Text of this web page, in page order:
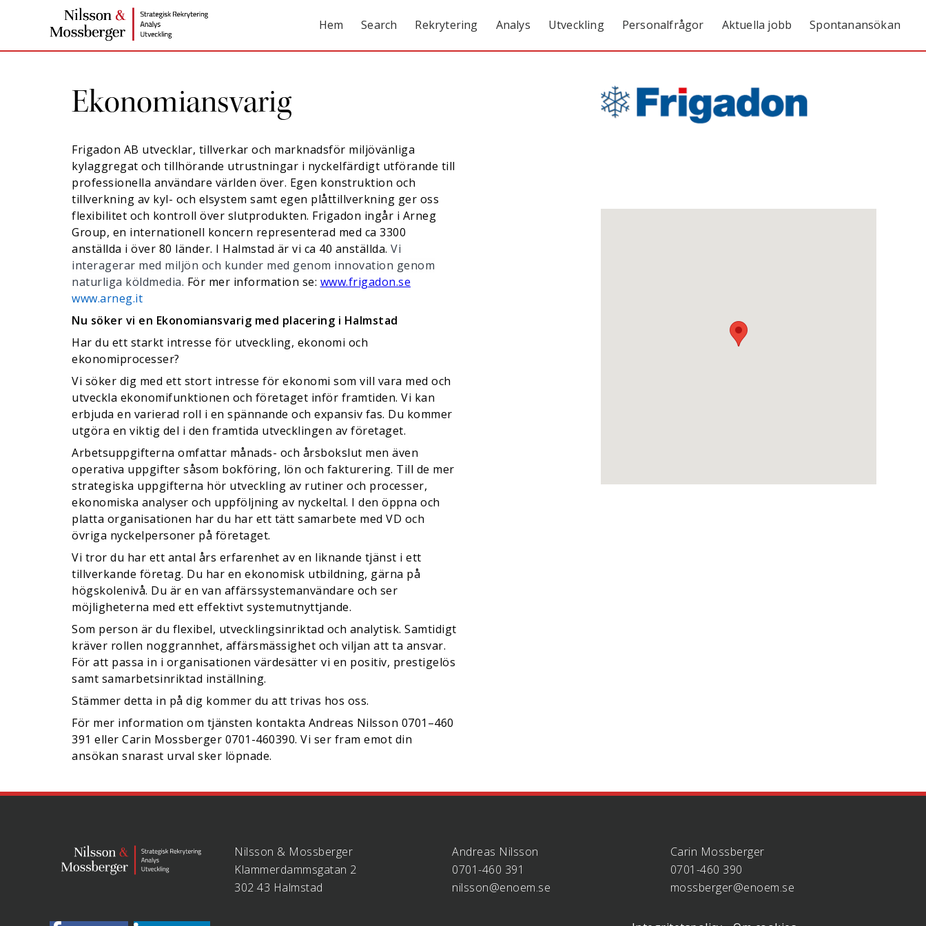
Hem Search Rekrytering Analys Utveckling Personalfrågor Aktuella jobb Spontanansökan
Ekonomiansvarig
Frigadon AB utvecklar, tillverkar och marknadsför miljövänliga
kylaggregat och tillhörande utrustningar i nyckelfärdigt utförande till
professionella användare världen över. Egen konstruktion och
tillverkning av kyl- och elsystem samt egen plåttillverkning ger oss
flexibilitet och kontroll över slutprodukten. Frigadon ingår i Arneg
Group, en internationell koncern representerad med ca 3300
anställda i över 80 länder. I Halmstad är vi ca 40 anställda. Vi
interagerar med miljön och kunder med genom innovation genom
naturliga köldmedia. För mer information se: www.frigadon.se
www.arneg.it
Nu söker vi en Ekonomiansvarig med placering i Halmstad
Har du ett starkt intresse för utveckling, ekonomi och
ekonomiprocesser?
Vi söker dig med ett stort intresse för ekonomi som vill vara med och
utveckla ekonomifunktionen och företaget inför framtiden. Vi kan
erbjuda en varierad roll i en spännande och expansiv fas. Du kommer
utgöra en viktig del i den framtida utvecklingen av företaget.
Arbetsuppgifterna omfattar månads- och årsbokslut men även
operativa uppgifter såsom bokföring, lön och fakturering. Till de mer
strategiska uppgifterna hör utveckling av rutiner och processer,
ekonomiska analyser och uppföljning av nyckeltal. I den öppna och
platta organisationen har du har ett tätt samarbete med VD och
övriga nyckelpersoner på företaget.
Vi tror du har ett antal års erfarenhet av en liknande tjänst i ett
tillverkande företag. Du har en ekonomisk utbildning, gärna på
högskolenivå. Du är en van affärssystemanvändare och ser
möjligheterna med ett effektivt systemutnyttjande.
Som person är du flexibel, utvecklingsinriktad och analytisk. Samtidigt
kräver rollen noggrannhet, affärsmässighet och viljan att ta ansvar.
För att passa in i organisationen värdesätter vi en positiv, prestigelös
samt samarbetsinriktad inställning.
Stämmer detta in på dig kommer du att trivas hos oss.
För mer information om tjänsten kontakta Andreas Nilsson 0701–460
391 eller Carin Mossberger 0701-460390. Vi ser fram emot din
ansökan snarast urval sker löpnade.
Nilsson & Mossberger
Klammerdammsgatan 2
302 43 Halmstad
Andreas Nilsson
0701-460 391
nilsson@enoem.se
Carin Mossberger
0701-460 390
mossberger@enoem.se